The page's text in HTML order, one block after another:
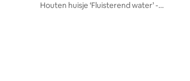
Houten huisje ‘Fluisterend water’ -